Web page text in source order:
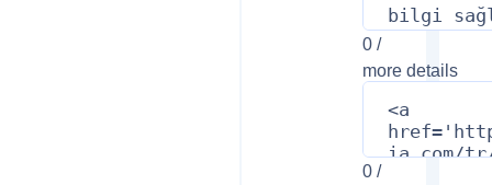
0/
more details
0/